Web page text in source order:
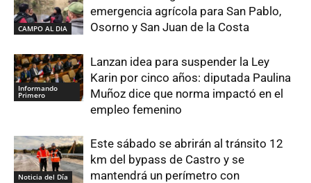
CAMPO AL DIA
emergencia agrícola para San Pablo,
Osorno y San Juan de la Costa
Informando
Primero
Lanzan idea para suspender la Ley
Karin por cinco años: diputada Paulina
Muñoz dice que norma impactó en el
empleo femenino
Noticia del Día
Este sábado se abrirán al tránsito 12
km del bypass de Castro y se
mantendrá un perímetro con